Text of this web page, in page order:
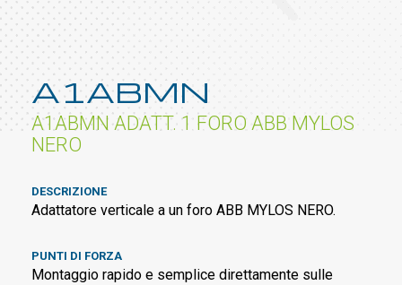
A1ABMN
A1ABMN ADATT. 1 FORO ABB MYLOS
NERO
DESCRIZIONE
Adattatore verticale a un foro ABB MYLOS NERO.
PUNTI DI FORZA
Montaggio rapido e semplice direttamente sulle